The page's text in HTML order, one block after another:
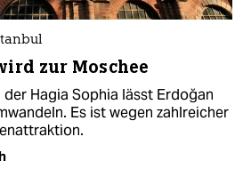
zur Moschee
Hagia Sophia lässt Erdoğan
Es ist wegen zahlreicher